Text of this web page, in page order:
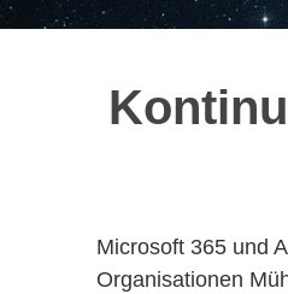
Microsoft 365 und
Organisationen